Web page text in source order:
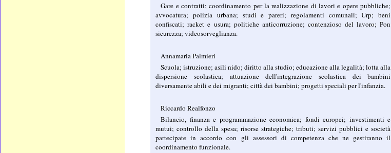
Gare e contratti; coordinamento per la realizzazione di lavori e opere pubbliche;
avvocatura; polizia urbana; studi e pareri; regolamenti comunali; Urp; beni
confiscati; racket e usura; politiche anticorruzione; contenzioso del lavoro; Pon
sicurezza; videosorveglianza.
Annamaria Palmieri
Scuola; istruzione; asili nido; diritto alla studio; educazione alla legalità; lotta alla
dispersione scolastica; attuazione dell'integrazione scolastica dei bambini
diversamente abili e dei migranti; città dei bambini; progetti speciali per l'infanzia.
Riccardo Realfonzo
Bilancio, finanza e programmazione economica; fondi europei; investimenti e
mutui; controllo della spesa; risorse strategiche; tributi; servizi pubblici e società
partecipate in accordo con gli assessori di competenza che ne gestiranno il
coordinamento funzionale.